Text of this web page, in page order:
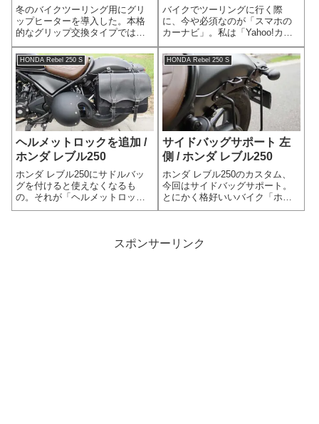
冬のバイクツーリング用にグリ
ップヒーターを導入した。本格
的なグリップ交換タイプではな
く、お手軽なUSB接続の巻き付
けタイプ。導入までの過程と使
い心地をレビューしていく。手
の防寒対策どうする？冬になり
風が冷たくなると、バイクを運
転する手がかじ...
ける / ホンダ レブル250
バイクでツーリングに行く際
に、今や必須なのが「スマホの
カーナビ」。私は「Yahoo!カー
ナビ」をメインで使用してい
る。しかし、操作にストレスが
あったので、Yahoo!カーナビ専
用リモコン「ナビうま ハンドル
リモコン Plus」をバイクに取
り...
HONDA Rebel 250 S
ヘルメットロックを追加 /
ホンダ レブル250
ホンダ レブル250にサドルバッ
グを付けると使えなくなるも
の。それが「ヘルメットロッ
ク」！そこでヘルメットロック
ブル250のヘルメットロックは、
HONDA Rebel 250 S
サイドバッグサポート 左
側 / ホンダ レブル250
ホンダ レブル250のカスタム、
今回はサイドバッグサポート。
とにかく格好いいバイク「ホン
ダ レブル」。乗る姿も格好よく
い。そこでサイドバックであ
スポンサーリンク